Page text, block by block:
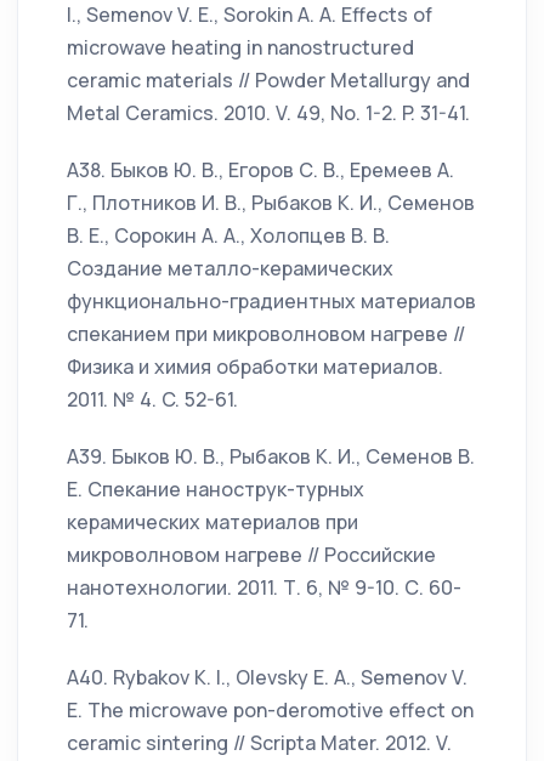
I., Semenov V. E., Sorokin A. A. Effects of
microwave heating in nanostructured
ceramic materials // Powder Metallurgy and
Metal Ceramics. 2010. V. 49, No. 1-2. P. 31-41.
А38. Быков Ю. В., Егоров С. В., Еремеев А.
Г., Плотников И. В., Рыбаков К. И., Семенов
В. Е., Сорокин А. А., Холопцев В. В.
Создание металло-керамических
функционально-градиентных материалов
спеканием при микроволновом нагреве //
Физика и xимия обработки материалов.
2011. № 4. C. 52-61.
А39. Быков Ю. В., Рыбаков К. И., Семенов В.
Е. Спекание нанострук-турных
керамических материалов при
микроволновом нагреве // Российские
нанотехнологии. 2011. Т. 6, № 9-10. С. 60-
71.
А40. Rybakov K. I., Olevsky E. A., Semenov V.
E. The microwave pon-deromotive effect on
ceramic sintering // Scripta Mater. 2012. V.